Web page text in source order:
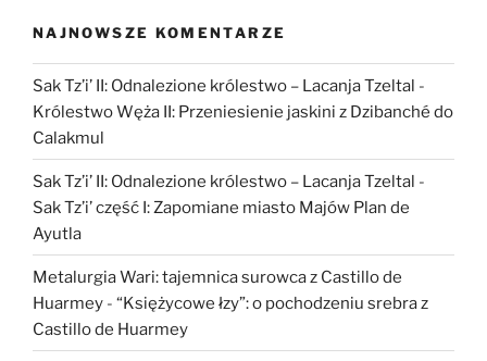
NAJNOWSZE KOMENTARZE
Sak Tz’i’ II: Odnalezione królestwo – Lacanja Tzeltal -
Królestwo Węża II: Przeniesienie jaskini z Dzibanché do
Calakmul
Sak Tz’i’ II: Odnalezione królestwo – Lacanja Tzeltal -
Sak Tz’i’ część I: Zapomiane miasto Majów Plan de
Ayutla
Metalurgia Wari: tajemnica surowca z Castillo de
Huarmey - “Księżycowe łzy”: o pochodzeniu srebra z
Castillo de Huarmey